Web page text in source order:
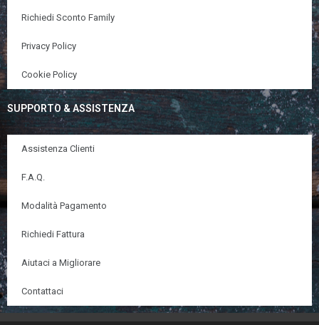
Richiedi Sconto Family
Privacy Policy
Cookie Policy
SUPPORTO & ASSISTENZA
Assistenza Clienti
F.A.Q.
Modalità Pagamento
Richiedi Fattura
Aiutaci a Migliorare
Contattaci